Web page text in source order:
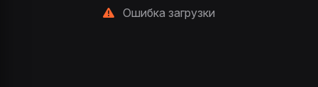
Ошибка загрузки